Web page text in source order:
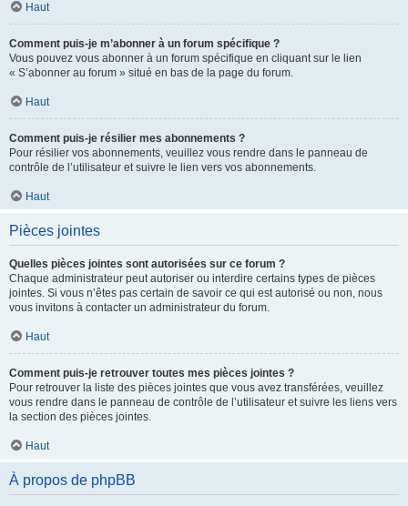
Haut
Comment puis-je m’abonner à un forum spécifique ?
Vous pouvez vous abonner à un forum spécifique en cliquant sur le lien
« S’abonner au forum » situé en bas de la page du forum.
Haut
Comment puis-je résilier mes abonnements ?
Pour résilier vos abonnements, veuillez vous rendre dans le panneau de
contrôle de l’utilisateur et suivre le lien vers vos abonnements.
Haut
Pièces jointes
Quelles pièces jointes sont autorisées sur ce forum ?
Chaque administrateur peut autoriser ou interdire certains types de pièces
jointes. Si vous n’êtes pas certain de savoir ce qui est autorisé ou non, nous
vous invitons à contacter un administrateur du forum.
Haut
Comment puis-je retrouver toutes mes pièces jointes ?
Pour retrouver la liste des pièces jointes que vous avez transférées, veuillez
vous rendre dans le panneau de contrôle de l’utilisateur et suivre les liens vers
la section des pièces jointes.
Haut
À propos de phpBB